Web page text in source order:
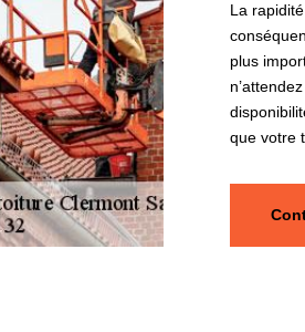
La
plus
que votre